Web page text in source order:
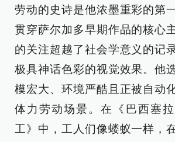
劳动的史诗是他浓墨重彩的第
贯穿萨尔加多早期作品的核心
的关注超越了社会学意义的记
极具神话色彩的视觉效果。他
模宏大、环境严酷且正被自动
体力劳动场景。在《巴西塞
工》中，工人们像蝼蚁一样，